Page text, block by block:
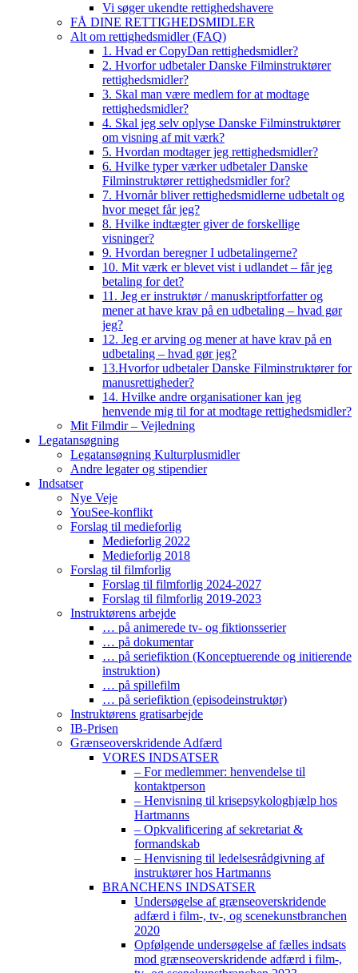
Vi søger ukendte rettighedshavere
FÅ DINE RETTIGHEDSMIDLER
Alt om rettighedsmidler (FAQ)
1. Hvad er CopyDan rettighedsmidler?
2. Hvorfor udbetaler Danske Filminstruktører
rettighedsmidler?
3. Skal man være medlem for at modtage
rettighedsmidler?
4. Skal jeg selv oplyse Danske Filminstruktører
om visning af mit værk?
5. Hvordan modtager jeg rettighedsmidler?
6. Hvilke typer værker udbetaler Danske
Filminstruktører rettighedsmidler for?
7. Hvornår bliver rettighedsmidlerne udbetalt og
hvor meget får jeg?
8. Hvilke indtægter giver de forskellige
visninger?
9. Hvordan beregner I udbetalingerne?
10. Mit værk er blevet vist i udlandet – får jeg
betaling for det?
11. Jeg er instruktør / manuskriptforfatter og
mener at have krav på en udbetaling – hvad gør
jeg?
12. Jeg er arving og mener at have krav på en
udbetaling – hvad gør jeg?
13.Hvorfor udbetaler Danske Filminstruktører for
manusrettigheder?
14. Hvilke andre organisationer kan jeg
henvende mig til for at modtage rettighedsmidler?
Mit Filmdir – Vejledning
Legatansøgning
Legatansøgning Kulturplusmidler
Andre legater og stipendier
Indsatser
Nye Veje
YouSee-konflikt
Forslag til medieforlig
Medieforlig 2022
Medieforlig 2018
Forslag til filmforlig
Forslag til filmforlig 2024-2027
Forslag til filmforlig 2019-2023
Instruktørens arbejde
… på animerede tv- og fiktionsserier
… på dokumentar
… på seriefiktion (Konceptuerende og initierende
instruktion)
… på spillefilm
… på seriefiktion (episodeinstruktør)
Instruktørens gratisarbejde
IB-Prisen
Grænseoverskridende Adfærd
VORES INDSATSER
– For medlemmer: henvendelse til
kontaktperson
– Henvisning til krisepsykologhjælp hos
Hartmanns
– Opkvalificering af sekretariat &
formandskab
– Henvisning til ledelsesrådgivning af
instruktører hos Hartmanns
BRANCHENS INDSATSER
Undersøgelse af grænseoverskridende
adfærd i film-, tv-, og scenekunstbranchen
2020
Opfølgende undersøgelse af fælles indsats
mod grænseoverskridende adfærd i film-,